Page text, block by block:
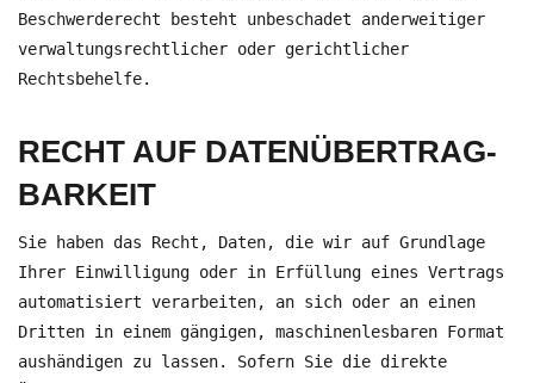
Beschwerderecht besteht unbeschadet anderweitiger
verwaltungsrechtlicher oder gerichtlicher
Rechtsbehelfe.
RECHT AUF DATEN­ÜBERTRAG­
BARKEIT
Sie haben das Recht, Daten, die wir auf Grundlage
Ihrer Einwilligung oder in Erfüllung eines Vertrags
automatisiert verarbeiten, an sich oder an einen
Dritten in einem gängigen, maschinenlesbaren Format
aushändigen zu lassen. Sofern Sie die direkte